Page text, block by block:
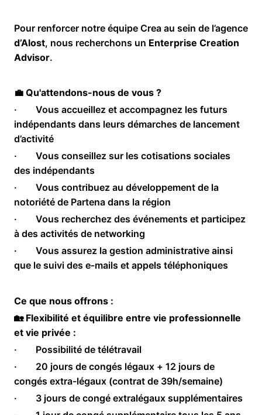
Pour renforcer notre équipe Crea au sein de l’agence
d’Alost, nous recherchons un Enterprise Creation
Advisor.
💼 Qu'attendons-nous de vous ?
· Vous accueillez et accompagnez les futurs
indépendants dans leurs démarches de lancement
d’activité
· Vous conseillez sur les cotisations sociales
des indépendants
· Vous contribuez au développement de la
notoriété de Partena dans la région
· Vous recherchez des événements et participez
à des activités de networking
· Vous assurez la gestion administrative ainsi
que le suivi des e‑mails et appels téléphoniques
Ce que nous offrons :
🏡 Flexibilité et équilibre entre vie professionnelle
et vie privée :
· Possibilité de télétravail
· 20 jours de congés légaux + 12 jours de
congés extra-légaux (contrat de 39h/semaine)
· 3 jours de congé extralégaux supplémentaires